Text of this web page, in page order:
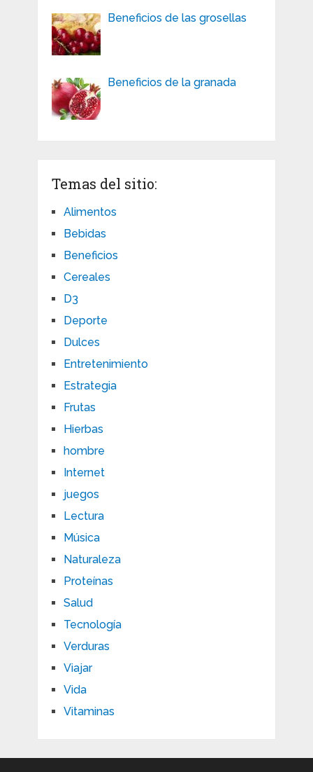
Beneficios de las grosellas
Beneficios de la granada
Temas del sitio:
Alimentos
Bebidas
Beneficios
Cereales
D3
Deporte
Dulces
Entretenimiento
Estrategia
Frutas
Hierbas
hombre
Internet
juegos
Lectura
Música
Naturaleza
Proteínas
Salud
Tecnología
Verduras
Viajar
Vida
Vitaminas